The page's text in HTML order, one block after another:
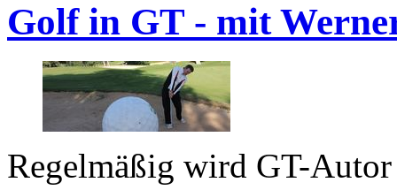
Golf in GT - mit
Regelmäßig wird GT-